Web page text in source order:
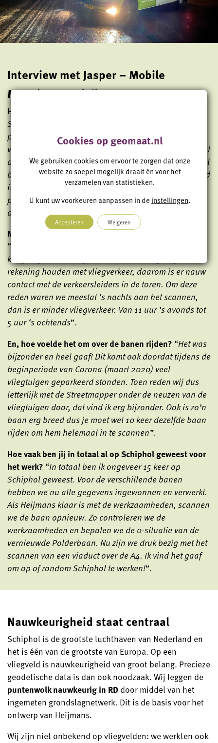
Interview met Jasper – Mobile
Mapping specialist
Hoe is het om te werken op Schiphol?
Schiphol was heel anders dan het werken aan andere
projecten. Je moet namelijk door de
veiligheidscontrole om er te komen. Niet alleen ik moet
door de controle, ook de Streetmapper wordt helemaal
binnenste buiten gekeerd. Wanneer alles goedgekeurd
is, krijg je een begeleider toegewezen die je op het
project begeleidt. Verder moet je je goed houden aan
de geldende regels, want veiligheid heeft prioriteit
Mag je overal op de start- en landingsbanen rijden?
“
kun je bijna overal rijden. Wel moeten wij altijd
rekening houden met vliegverkeer, daarom is er nauw
contact met de verkeersleiders in de toren. Om deze
reden waren we meestal ‘s nachts aan het scannen,
dan is er minder vliegverkeer. Van 11 uur ’s avonds tot
5 uur ‘s ochtends”.
En, hoe voelde het om over de banen rijden? “Het was
bijzonder en heel gaaf! Dit komt ook doordat tijdens de
beginperiode van Corona (maart 2020) veel
vliegtuigen geparkeerd stonden. Toen reden wij dus
letterlijk met de Streetmapper onder de neuzen van de
vliegtuigen door, dat vind ik erg bijzonder. Ook is zo’n
baan erg breed dus je moet wel 10 keer dezelfde baan
rijden om hem helemaal in te scannen”.
Hoe vaak ben jij in totaal al op Schiphol geweest voor
het werk? “In totaal ben ik ongeveer 15 keer op
Schiphol geweest. Voor de verschillende banen
hebben we nu alle gegevens ingewonnen en verwerkt.
Als Heijmans klaar is met de werkzaamheden, scannen
we de baan opnieuw. Zo controleren we de
werkzaamheden en bepalen we de 0-situatie van de
vernieuwde Polderbaan. Nu zijn we druk bezig met het
scannen van een viaduct over de A4. Ik vind het gaaf
om op of rondom Schiphol te werken!”.
Nauwkeurigheid staat centraal
Schiphol is de grootste luchthaven van Nederland en
het is één van de grootste van Europa. Op een
vliegveld is nauwkeurigheid van groot belang. Precieze
geodetische data is dan ook noodzaak. Wij leggen de
puntenwolk nauwkeurig in RDdoor middel van het
ingemeten grondslagnetwerk. Dit is de basis voor het
ontwerp van Heijmans.
Wij zijn niet onbekend op vliegvelden: we werkten ook
Cookies op geomaat.nl
We gebruiken cookies om ervoor te zorgen dat onze
website zo soepel mogelijk draait én voor het
verzamelen van statistieken.
U kunt uw voorkeuren aanpassen in de instellingen.
Accepteren Weigeren